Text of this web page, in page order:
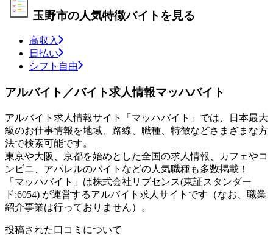
玉野市の人気特徴バイトを見る
高収入
日払い
シフト自由
アルバイト／バイト求人情報マッハバイト
アルバイト求人情報サイト「マッハバイト」では、日本最大
級のお仕事情報を地域、路線、職種、特徴などさまざまな方
法で検索可能です。
東京や大阪、京都を始めとした全国の求人情報、カフェやコ
ンビニ、アパレルのバイトなどの人気職種も多数掲載！
「マッハバイト」は株式会社リブセンス(東証スタンダー
ド:6054) が運営するアルバイト求人サイトです（なお、職業
紹介事業は行っておりません）。
投稿された口コミについて